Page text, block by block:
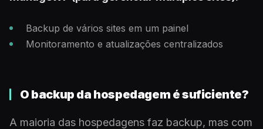
Backup de vários sites em um painel
Monitoramento e atualizações centralizados
O backup da hospedagem é suficiente?
A maioria das hospedagens faz backup, mas com